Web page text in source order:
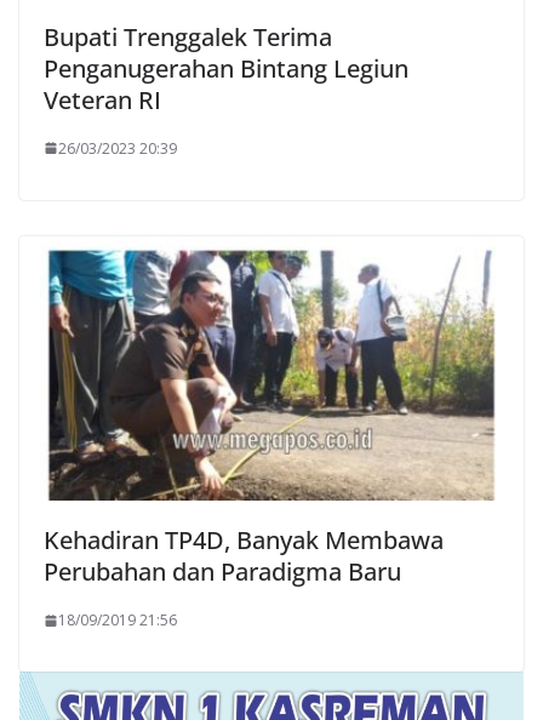
Bupati Trenggalek Terima
Penganugerahan Bintang Legiun
Veteran RI
26/03/2023 20:39
Kehadiran TP4D, Banyak Membawa
Perubahan dan Paradigma Baru
18/09/2019 21:56